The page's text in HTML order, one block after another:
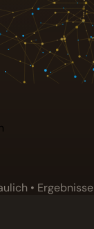
• Ergebnisse